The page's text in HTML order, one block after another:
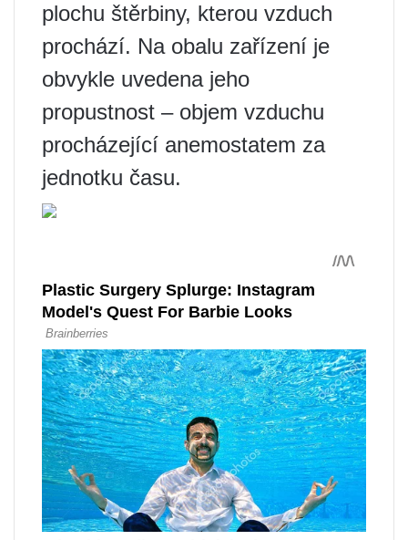
plochu štěrbiny, kterou vzduch
prochází. Na obalu zařízení je
obvykle uvedena jeho
propustnost – objem vzduchu
procházející anemostatem za
jednotku času.